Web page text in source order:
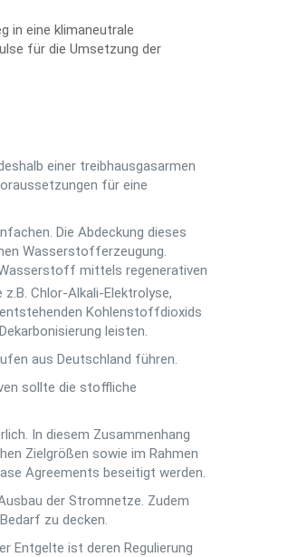
in eine klimaneutrale
für die Umsetzung der
einer treibhausgasarmen
für eine
Die Abdeckung dieses
Wasserstofferzeugung.
mittels regenerativen
Chlor-Alkali-Elektrolyse,
Kohlenstoffdioxids
leisten.
aus Deutschland führen.
sollte die stoffliche
In diesem Zusammenhang
Zielgrößen sowie im Rahmen
Agreements beseitigt werden.
der Stromnetze. Zudem
zu decken.
Entgelte ist deren Regulierung